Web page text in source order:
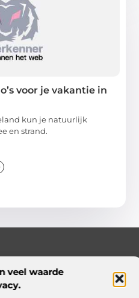
veel waarde
voor je vakantie in
kun je natuurlijk
en strand.